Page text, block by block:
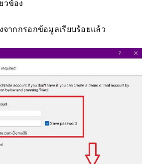
วข้อง
จากกรอกข้อมูลเรียบร้อยแล้ว